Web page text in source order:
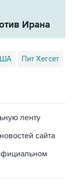
Ирана
Пит Хегсет
ленту
сайта